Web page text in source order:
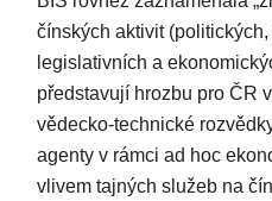
čínských aktivit
legislativních a
představují hrozbu pro ČR
vědecko-technické
agenty v rámci ad hoc
vlivem tajných služeb na